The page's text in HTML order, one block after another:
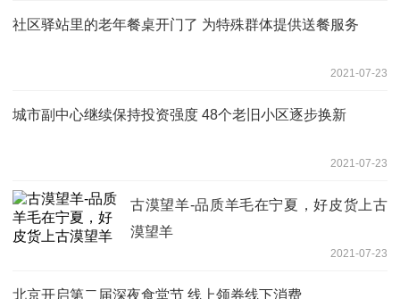
社区驿站里的老年餐桌开门了 为特殊群体提供送餐服务
2021-07-23
城市副中心继续保持投资强度 48个老旧小区逐步换新
2021-07-23
古漠望羊-品质羊毛在宁夏，好皮货上古
漠望羊
2021-07-23
北京开启第二届深夜食堂节 线上领券线下消费